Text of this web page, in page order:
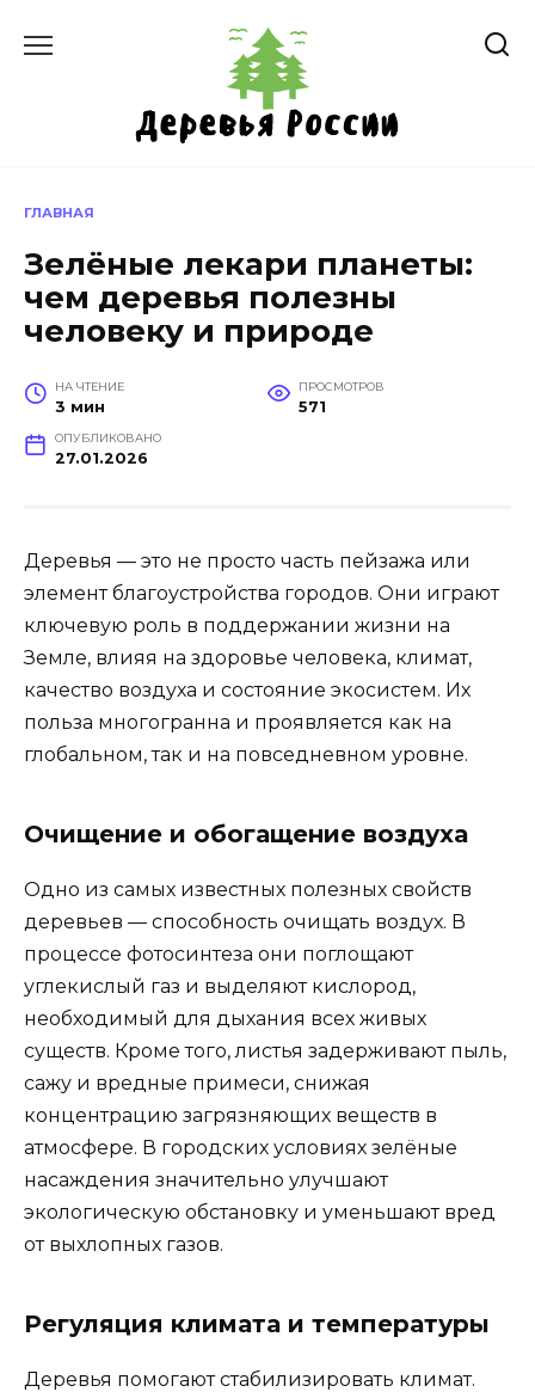
ГЛАВНАЯ
Зелёные лекари планеты:
чем деревья полезны
человеку и природе
НА ЧТЕНИЕ
3 мин
ПРОСМОТРОВ
571
ОПУБЛИКОВАНО
27.01.2026
Деревья — это не просто часть пейзажа или
элемент благоустройства городов. Они играют
ключевую роль в поддержании жизни на
Земле, влияя на здоровье человека, климат,
качество воздуха и состояние экосистем. Их
польза многогранна и проявляется как на
глобальном, так и на повседневном уровне.
Очищение и обогащение воздуха
Одно из самых известных полезных свойств
деревьев — способность очищать воздух. В
процессе фотосинтеза они поглощают
углекислый газ и выделяют кислород,
необходимый для дыхания всех живых
существ. Кроме того, листья задерживают пыль,
сажу и вредные примеси, снижая
концентрацию загрязняющих веществ в
атмосфере. В городских условиях зелёные
насаждения значительно улучшают
экологическую обстановку и уменьшают вред
от выхлопных газов.
Регуляция климата и температуры
Деревья помогают стабилизировать климат.